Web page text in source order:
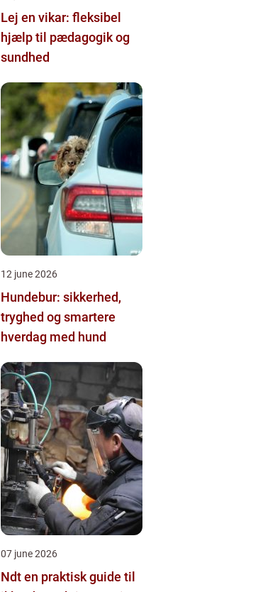
Lej en vikar: fleksibel
hjælp til pædagogik og
sundhed
12 june 2026
Hundebur: sikkerhed,
tryghed og smartere
hverdag med hund
07 june 2026
Ndt en praktisk guide til